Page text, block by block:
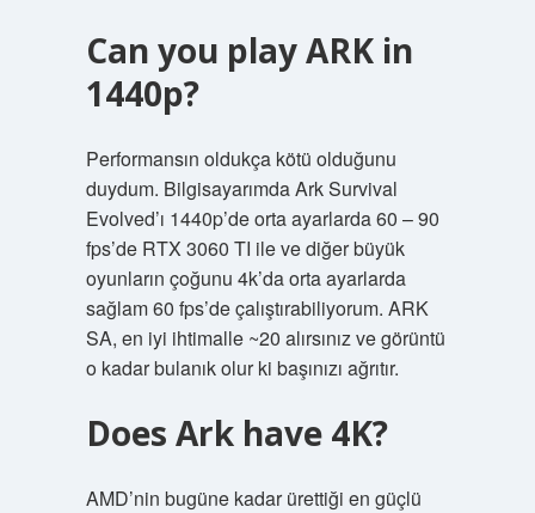
Can you play ARK in
1440p?
Performansın oldukça kötü olduğunu
duydum. Bilgisayarımda Ark Survival
Evolved’ı 1440p’de orta ayarlarda 60 – 90
fps’de RTX 3060 TI ile ve diğer büyük
oyunların çoğunu 4k’da orta ayarlarda
sağlam 60 fps’de çalıştırabiliyorum. ARK
SA, en iyi ihtimalle ~20 alırsınız ve görüntü
o kadar bulanık olur ki başınızı ağrıtır.
Does Ark have 4K?
AMD’nin bugüne kadar ürettiği en güçlü